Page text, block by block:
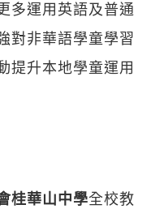
多運用英語及普通
對非華語學童學習
提升本地學童運用
桂華山中學全校教